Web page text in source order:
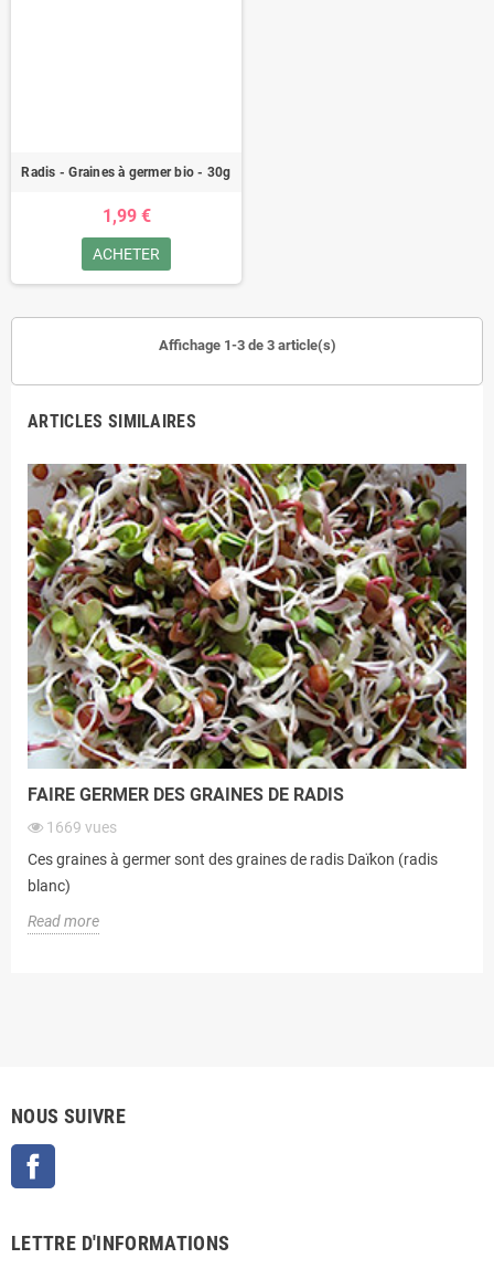
Radis - Graines à germer bio - 30g
1,99 €
ACHETER
Affichage 1-3 de 3 article(s)
ARTICLES SIMILAIRES
FAIRE GERMER DES GRAINES DE RADIS
1669 vues
Ces graines à germer sont des graines de radis Daïkon (radis
blanc)
Read more
NOUS SUIVRE
LETTRE D'INFORMATIONS